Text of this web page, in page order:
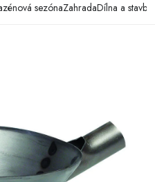
sezónaZahradaDílna a stavba